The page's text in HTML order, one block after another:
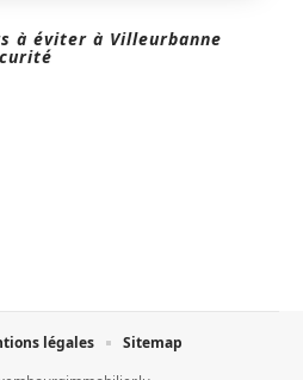
à éviter à Villeurbanne
légales Sitemap